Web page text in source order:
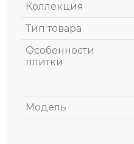
Коллекция
Тип товара
Особенности
плитки
Модель